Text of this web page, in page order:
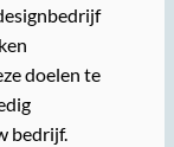
doelen te
bedrijf.